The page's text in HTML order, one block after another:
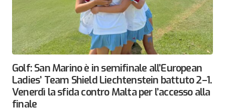
Golf: San Marino è in semifinale all’European
Ladies’ Team Shield Liechtenstein battuto 2–1.
Venerdì la sfida contro Malta per l’accesso alla
finale